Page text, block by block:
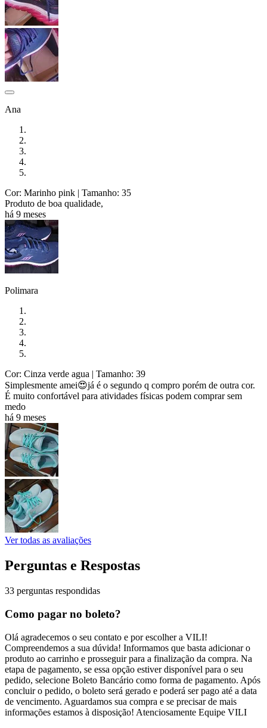
Ana
Cor: Marinho pink | Tamanho: 35
Produto de boa qualidade,
há 9 meses
Polimara
Cor: Cinza verde agua | Tamanho: 39
Simplesmente amei😍já é o segundo q compro porém de outra cor.
É muito confortável para atividades físicas podem comprar sem
medo
há 9 meses
Ver todas as avaliações
Perguntas e Respostas
33 perguntas respondidas
Como pagar no boleto?
Olá agradecemos o seu contato e por escolher a VILI!
Compreendemos a sua dúvida! Informamos que basta adicionar o
produto ao carrinho e prosseguir para a finalização da compra. Na
etapa de pagamento, se essa opção estiver disponível para o seu
pedido, selecione Boleto Bancário como forma de pagamento. Após
concluir o pedido, o boleto será gerado e poderá ser pago até a data
de vencimento. Aguardamos sua compra e se precisar de mais
informações estamos à disposição! Atenciosamente Equipe VILI